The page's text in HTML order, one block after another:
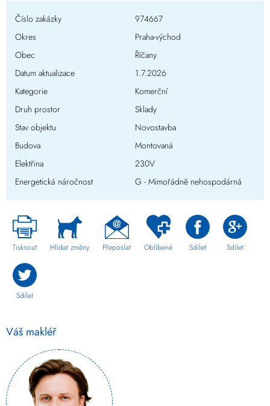
Číslo zakázky
974667
Okres
Praha-východ
Obec
Říčany
Datum aktualizace
1.7.2026
Kategorie
Komerční
Druh prostor
Sklady
Stav objektu
Novostavba
Budova
Montovaná
Elektřina
230V
Energetická náročnost
G - Mimořádně nehospodárná
Tisknout Hlídat změny Přeposlat Oblíbené Sdílet Sdílet
Sdílet
Váš makléř